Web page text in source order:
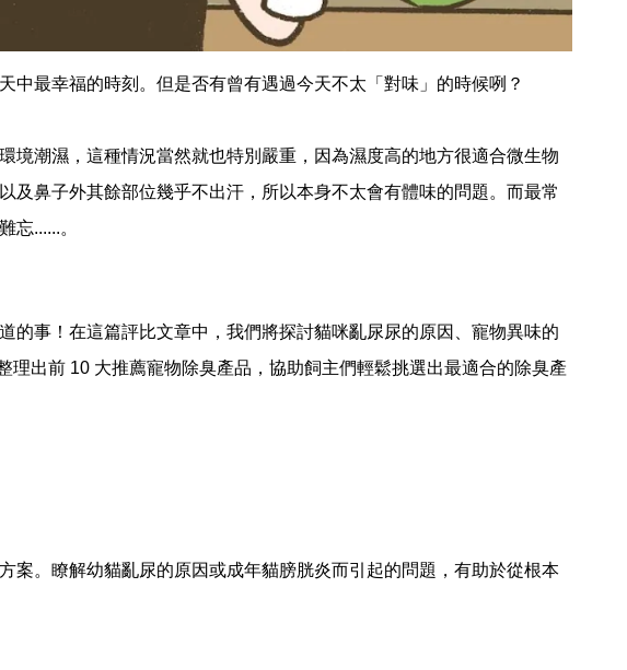
最幸福的時刻。但是否有曾有遇過今天不太「對味」的時候咧？
境潮濕 ，這種情況當然就也特別嚴重，因為濕度高的地方很適合微生物
鼻子外其餘部位幾乎不出汗，所以本身不太會有體味的問題。而最常
忘......。
事！在這篇評比文章中，我們將探討貓咪亂尿尿的原因、寵物異味的
出前 10 大推薦寵物除臭產品，協助飼主們輕鬆挑選出最適合的除臭產
案。瞭解幼貓亂尿的原因或成年貓膀胱炎而引起的問題，有助於從根本